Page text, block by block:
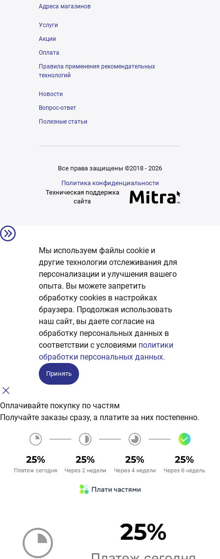
Адреса магазинов
Услуги
Акции
Оплата
Правила применения рекомендательных
технологий
Новости
Вопрос-ответ
Полезные статьи
Все права защищены ©2018 - 2026
Политика конфиденциальности
Техническая поддержка
сайта
Мы используем файлы cookie и
другие технологии отслеживания для
персонализации и улучшения вашего
опыта. Вы можете запретить
обработку сookies в настройках
браузера. Продолжая использовать
наш сайт, вы даете согласие на
обработку персональных данных в
соответствии с условиями политики
обработки персональных данных.
Принять
Оплачивайте покупку по частям
Получайте заказы сразу, а платите за них постепенно.